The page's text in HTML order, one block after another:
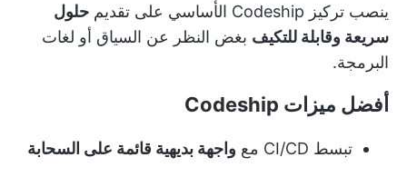
ينصب تركيز Codeship الأساسي على تقديم
حلول
سريعة وقابلة للتكيف بغض النظر عن السياق أو لغات
البرمجة.
أفضل ميزات Codeship
تبسط CI/CD مع واجهة بديهية قائمة على السحابة